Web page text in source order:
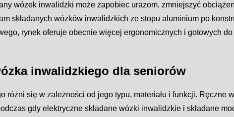
wózek inwalidzki może zapobiec urazom, zmniejszyć
składanych wózków inwalidzkich ze stopu aluminium po
rynek oferuje obecnie więcej ergonomicznych i gotowych
inwalidzkiego dla seniorów
różni się w zależności od jego typu, materiału i funkcji. Ręczne
gdy elektryczne składane wózki inwalidzkie i składane